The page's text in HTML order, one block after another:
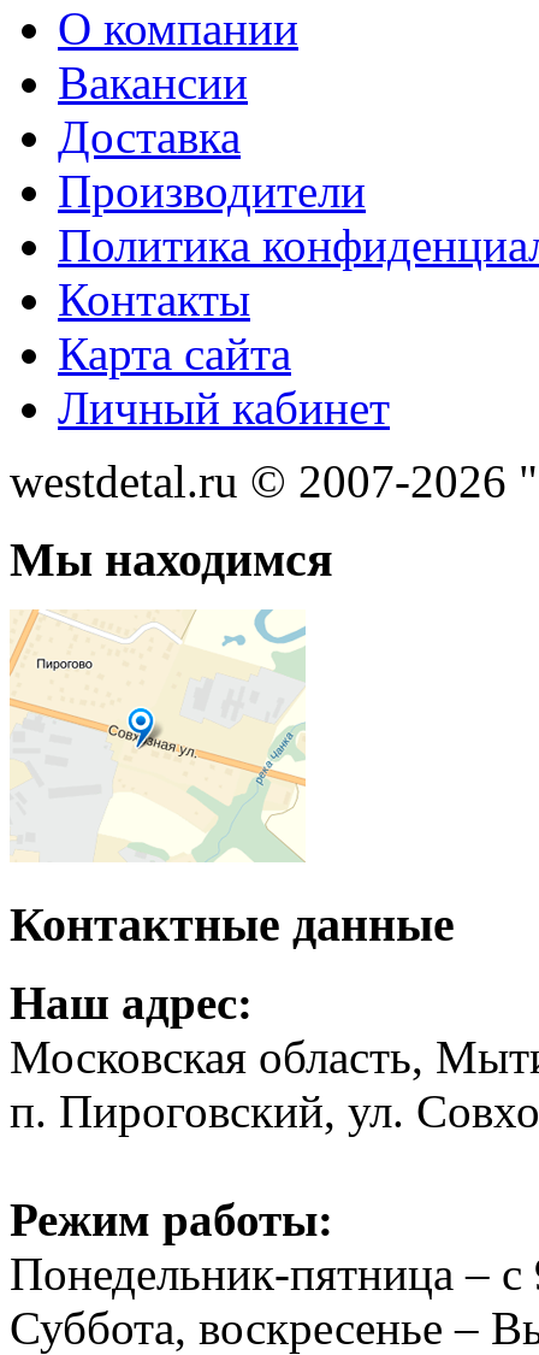
О компании
Вакансии
Доставка
Производители
Политика
Контакты
Карта сайта
Личный кабинет
westdetal.ru © 2007-2026
Мы находимся
Контактные данные
Наш адрес:
Московская область,
п. Пироговский, ул.
Режим работы:
Понедельник-пятница –
Суббота, воскресенье –